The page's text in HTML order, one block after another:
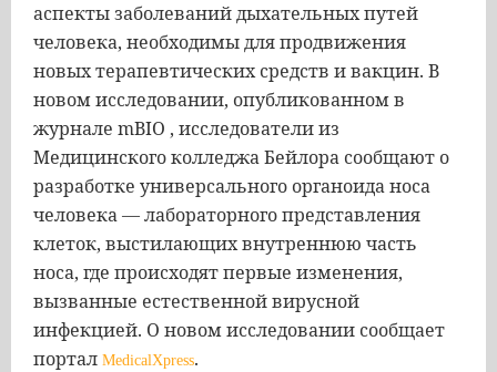
аспекты заболеваний дыхательных путей
человека, необходимы для продвижения
новых терапевтических средств и вакцин. В
новом исследовании, опубликованном в
журнале mBIO , исследователи из
Медицинского колледжа Бейлора сообщают о
разработке универсального органоида носа
человека — лабораторного представления
клеток, выстилающих внутреннюю часть
носа, где происходят первые изменения,
вызванные естественной вирусной
инфекцией. О новом исследовании сообщает
портал MedicalXpress.